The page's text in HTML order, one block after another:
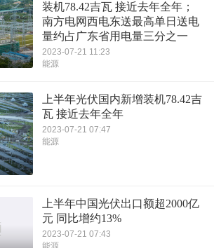
装机78.42吉瓦 接近去年全年；
南方电网西电东送最高单日送电
量约占广东省用电量三分之一
2023-07-21 11:23
能源
上半年光伏国内新增装机78.42吉
瓦 接近去年全年
2023-07-21 07:47
能源
上半年中国光伏出口额超2000亿
元 同比增约13%
2023-07-21 07:43
能源